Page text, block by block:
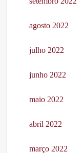
agosto 2022
julho 2022
junho 2022
maio 2022
abril 2022
março 2022